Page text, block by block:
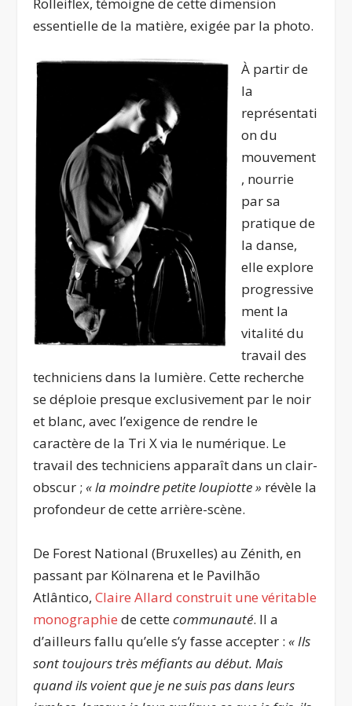
Rolleiflex, témoigne de cette dimension
essentielle de la matière, exigée par la photo.
À partir de
la
représentati
on du
mouvement
, nourrie
par sa
pratique de
la danse,
elle explore
progressive
ment la
vitalité du
travail des
techniciens dans la lumière. Cette recherche
se déploie presque exclusivement par le noir
et blanc, avec l’exigence de rendre le
caractère de la Tri X via le numérique. Le
travail des techniciens apparaît dans un clair-
obscur ;« la moindre petite loupiotte » révèle la
profondeur de cette arrière-scène.
De Forest National (Bruxelles) au Zénith, en
passant par Kölnarena et le Pavilhão
Atlântico,Claire Allard construit une véritable
monographie de cettecommunauté. Il a
d’ailleurs fallu qu’elle s’y fasse accepter :« Ils
sont toujours très méfiants au début. Mais
quand ils voient que je ne suis pas dans leurs